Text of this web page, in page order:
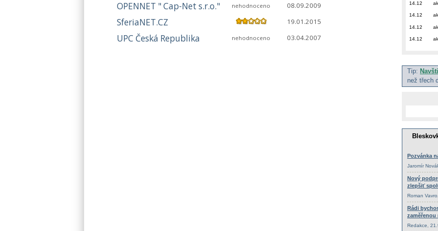
OPENNET " Cap-Net s.r.o." nehodnoceno 08.09.2009
SferiaNET.CZ 19.01.2015
UPC Česká Republika nehodnoceno 03.04.2007
14.12
14.12
14.12
14.12
Tip:
než třech